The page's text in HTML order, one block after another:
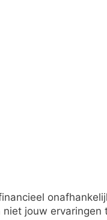
jouw ervaringen